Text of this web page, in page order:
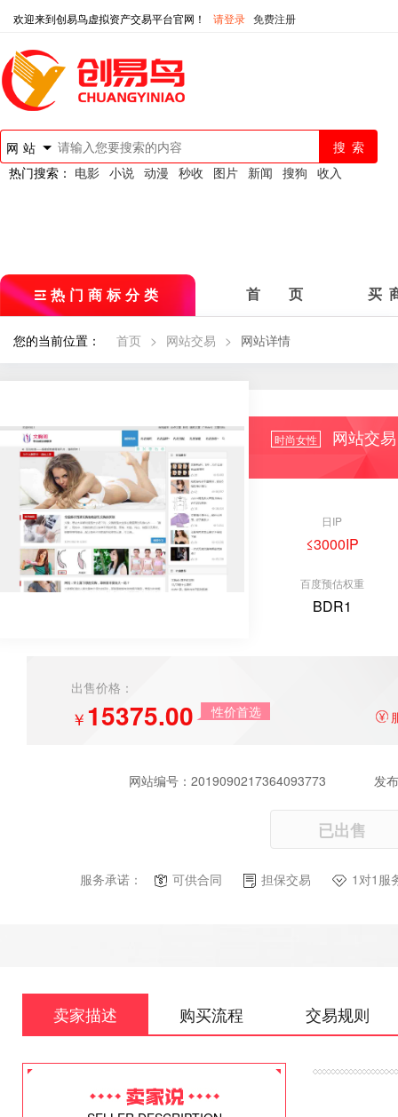
欢迎来到创易鸟虚拟资产交易平台官网！ 请登录 免费注册
网站
热门搜索： 电影 小说 动漫 秒收 图片 新闻 搜狗 收入
热门商标分类 首 页 买
您的当前位置： 首页 > 网站交易 > 网站详情
时尚女性 网站交易
日IP
≤3000IP
百度预估权重
BDR1
出售价格：
￥15375.00 性价首选
网站编号： 2019090217364093773 发
已出售
服务承诺： 可供合同 担保交易 1对1服
卖家描述 购买流程 交易规则